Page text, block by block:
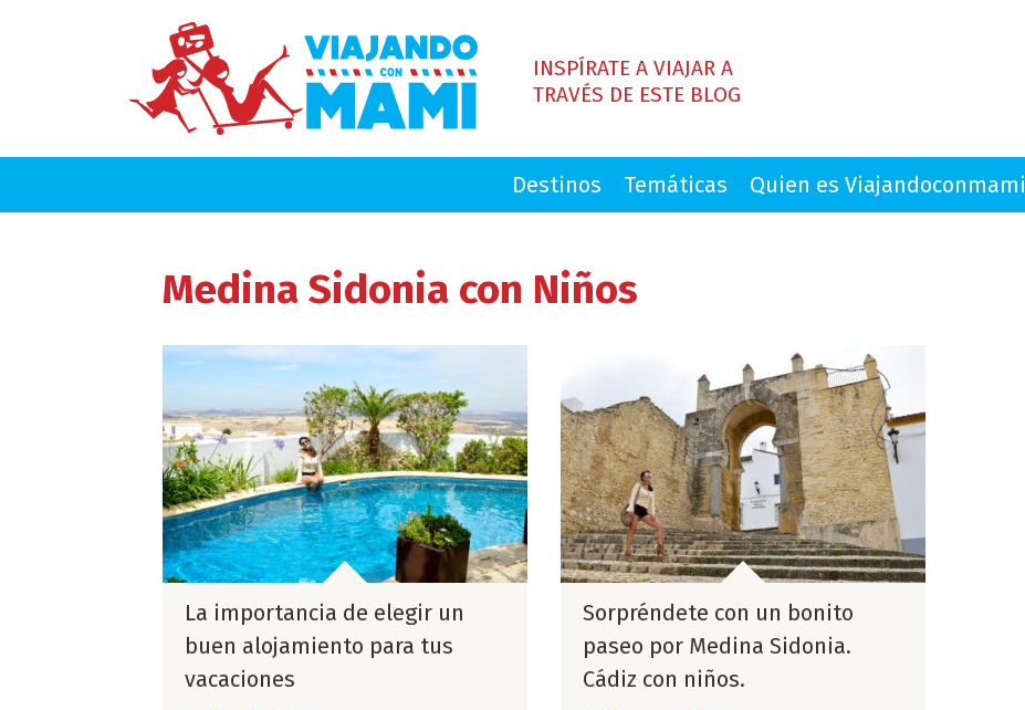
INSPÍRATE A VIAJAR A
TRAVÉS DE ESTE BLOG
Destinos Temáticas Quien es Viajandoconmami
Medina Sidonia con Niños
La importancia de elegir un
buen alojamiento para tus
vacaciones
Sorpréndete con un bonito
paseo por Medina Sidonia.
Cádiz con niños.